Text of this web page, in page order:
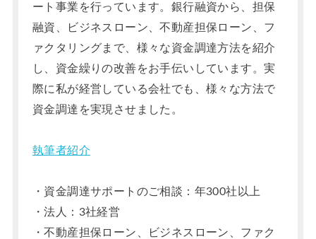
ート事業を行っています。銀行融資から、担保
融資、ビジネスローン、不動産担保ローン、フ
ァクタリングまで、様々な資金調達方法を紹介
し、資金繰りの改善をお手伝いしています。実
際に私が経営している会社でも、様々な方法で
資金調達を実現させました。
執筆者紹介
・資金調達サポートのご相談：年300社以上
・法人：3社経営
・不動産担保ローン、ビジネスローン、ファク